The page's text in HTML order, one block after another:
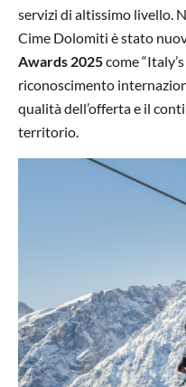
servizi di altissimo livello.
Cime Dolomiti è stato
Awards 2025come
riconoscimento
qualità dell’offerta e il
territorio.